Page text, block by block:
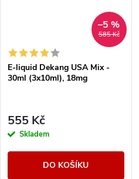
585 Kč
–5 %
E-liquid Dekang USA Mix -
30ml (3x10ml), 18mg
555 Kč
Skladem
DO KOŠÍKU